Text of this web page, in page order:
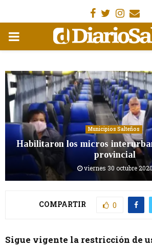
Facebook
Gorjeo
MENÚ
Municipios Salteños
Habilitaron los micros
provincial
viernes 30 octubre 2020
COMPARTIR 0
Sigue vigente la restricción de